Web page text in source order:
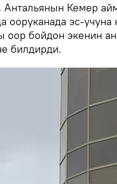
Антальянын Кемер
эс-учуна
оор бойдон экенин
билдирди.